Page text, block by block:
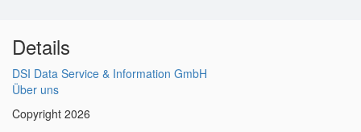
Details
DSI Data Service & Information GmbH
Über uns
Copyright 2026